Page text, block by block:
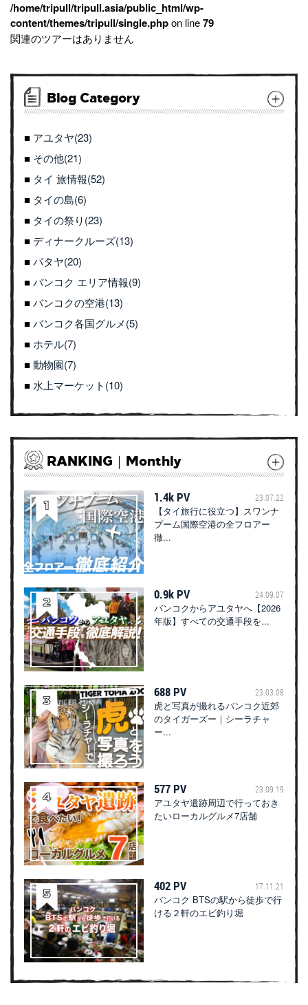
/home/tripull/tripull.asia/public_html/wp-
content/themes/tripull/single.phpon line79
関連のツアーはありません
Blog Category
アユタヤ(23)
その他(21)
タイ 旅情報(52)
タイの島(6)
タイの祭り(23)
ディナークルーズ(13)
パタヤ(20)
バンコク エリア情報(9)
バンコクの空港(13)
バンコク各国グルメ(5)
ホテル(7)
動物園(7)
水上マーケット(10)
RANKING｜Monthly
1.4k PV 23.07.22
【タイ旅行に役立つ】スワンナ
プーム国際空港の全フロアー
徹...
0.9k PV 24.09.07
バンコクからアユタヤへ【2026
年版】すべての交通手段を...
688 PV 23.03.08
虎と写真が撮れるバンコク近郊
のタイガーズー｜シーラチャ
ー...
577 PV 23.09.19
アユタヤ遺跡周辺で行っておき
たいローカルグルメ7店舗
402 PV 17.11.21
バンコク BTSの駅から徒歩で行
ける２軒のエビ釣り堀